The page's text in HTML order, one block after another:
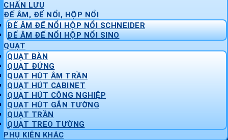
CHẤN LƯU
ĐẾ ÂM, ĐẾ NỔI, HỘP NỔI
ĐẾ ÂM ĐẾ NỔI HỘP NỔI SCHNEIDER
ĐẾ ÂM ĐẾ NỔI HỘP NỔI SINO
QUẠT
QUẠT BÀN
QUẠT ĐỨNG
QUẠT HÚT ÂM TRẦN
QUẠT HÚT CABINET
QUẠT HÚT CÔNG NGHIỆP
QUẠT HÚT GẮN TƯỜNG
QUẠT TRẦN
QUẠT TREO TƯỜNG
PHỤ KIỆN KHÁC